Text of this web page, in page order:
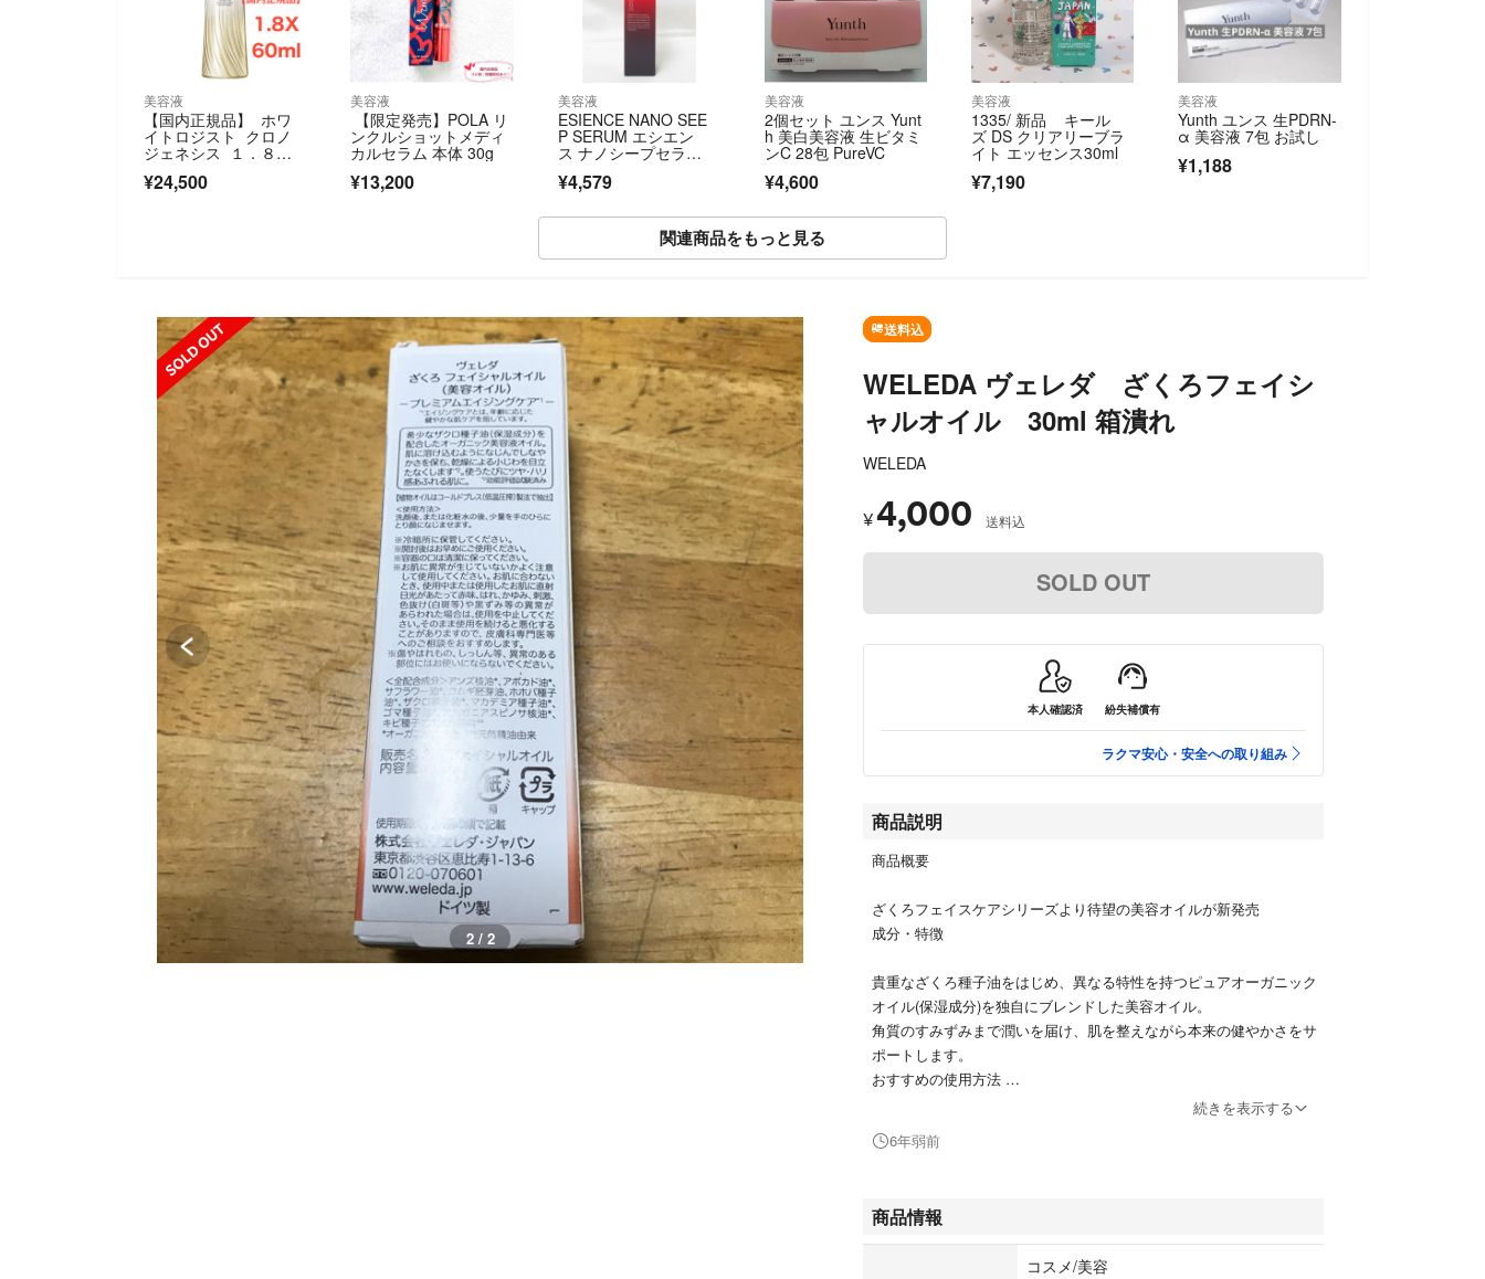
美容液
【国内正規品】 ホワ
イトロジスト クロノ
ジェネシス １．８
¥24,500
美容液
【限定発売】POLA リ
ンクルショットメディ
カルセラム 本体 30g
¥13,200
美容液
ESIENCE NANO SEE
P SERUM エシエン
ス ナノシープセラ
5g 沢尻エリカ愛用
¥4,579
美容液
2個セット ユンス Yunt
h 美白美容液 生ビタミ
ンC 28包 PureVC
¥4,600
美容液
1335/ 新品 キール
ズ DS クリアリーブラ
イト エッセンス30ml
¥7,190
美容液
Yunth ユンス 生PDRN-
α 美容液 7包 お試し
¥1,188
関連商品をもっと見る
SOLD OUT SOLD OUT
1 / 2
送料込
WELEDA ヴェレダ ざくろフェイシ
ャルオイル 30ml 箱潰れ
WELEDA
¥4,000 送料込
SOLD OUT
本人確認済 紛失補償有
ラクマ安心・安全への取り組み
商品説明
商品概要
ざくろフェイスケアシリーズより待望の美容オイルが新発売
成分・特徴
貴重なざくろ種⼦油をはじめ、異なる特性を持つピュアオーガニック
オイル(保湿成分)を独⾃にブレンドした美容オイル。
⾓質のすみずみまで潤いを届け、肌を整えながら本来の健やかさをサ
ポートします。
おすすめの使用方法
少量を⼿ひらに取り、顔全体から⾸すじにゆっくりなじませ、肌をプ
輸送中に箱が潰れたようです。
続きを表示する
6年弱前
商品情報
コスメ/美容